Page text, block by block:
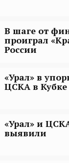
В шаге от
проиграл
России
«Урал» в
ЦСКА в Кубке
«Урал» и
выявили